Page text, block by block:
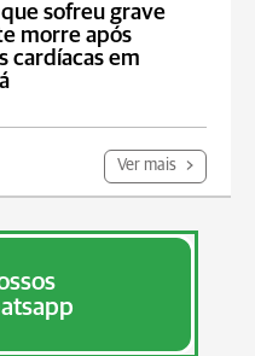
sofreu grave
morre após
cardíacas em
Ver mais